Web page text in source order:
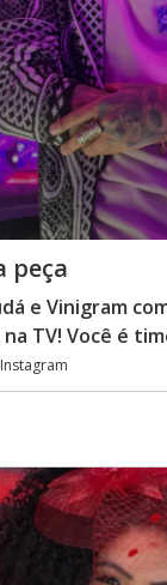
peça
e Vinigram
TV! Você é